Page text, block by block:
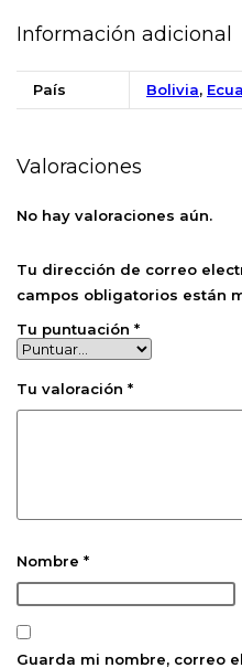
Información adicional
País Bolivia,
Valoraciones
No hay valoraciones aún.
Tu dirección de correo
campos obligatorios están
Tu puntuación *
Tu valoración *
Nombre *
Guarda mi nombre, correo